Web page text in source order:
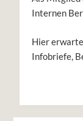
Internen
Hier
Infobriefe,